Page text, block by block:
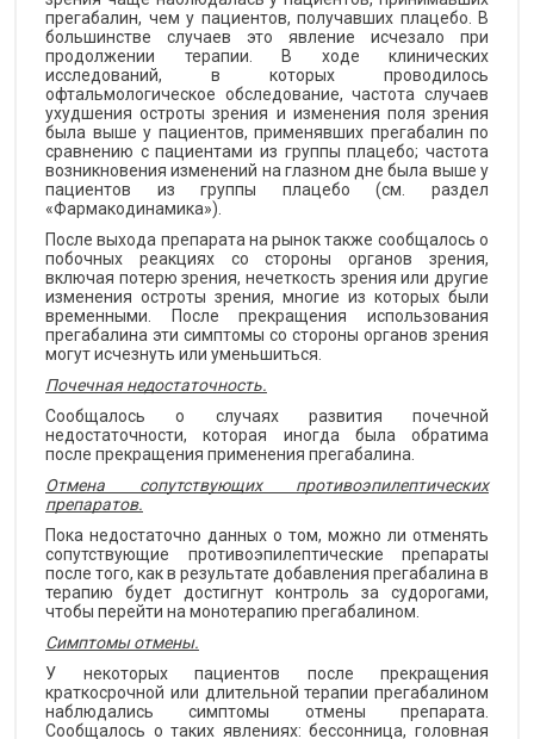
прегабалин, чем у пациентов, получавших плацебо. В
большинстве случаев это явление исчезало при
продолжении терапии. В ходе клинических
исследований, в которых проводилось
офтальмологическое обследование, частота случаев
ухудшения остроты зрения и изменения поля зрения
была выше у пациентов, применявших прегабалин по
сравнению с пациентами из группы плацебо; частота
возникновения изменений на глазном дне была выше у
пациентов из группы плацебо (см. раздел
«Фармакодинамика»).
После выхода препарата на рынок также сообщалось о
побочных реакциях со стороны органов зрения,
включая потерю зрения, нечеткость зрения или другие
изменения остроты зрения, многие из которых были
временными. После прекращения использования
прегабалина эти симптомы со стороны органов зрения
могут исчезнуть или уменьшиться.
Почечная недостаточность.
Сообщалось о случаях развития почечной
недостаточности, которая иногда была обратима
после прекращения применения прегабалина.
Отмена сопутствующих противоэпилептических
препаратов.
Пока недостаточно данных о том, можно ли отменять
сопутствующие противоэпилептические препараты
после того, как в результате добавления прегабалина в
терапию будет достигнут контроль за судорогами,
чтобы перейти на монотерапию прегабалином.
Симптомы отмены.
У некоторых пациентов после прекращения
краткосрочной или длительной терапии прегабалином
наблюдались симптомы отмены препарата.
Сообщалось о таких явлениях: бессонница, головная